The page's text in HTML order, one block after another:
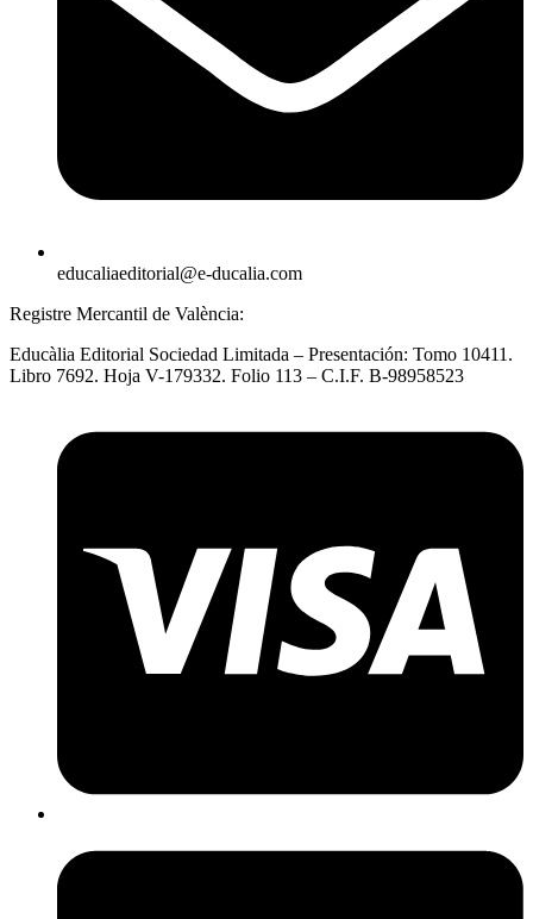
educaliaeditorial@e-ducalia.com
Registre Mercantil de València:
Educàlia Editorial Sociedad Limitada – Presentación: Tomo 10411.
Libro 7692. Hoja V-179332. Folio 113 – C.I.F. B-98958523